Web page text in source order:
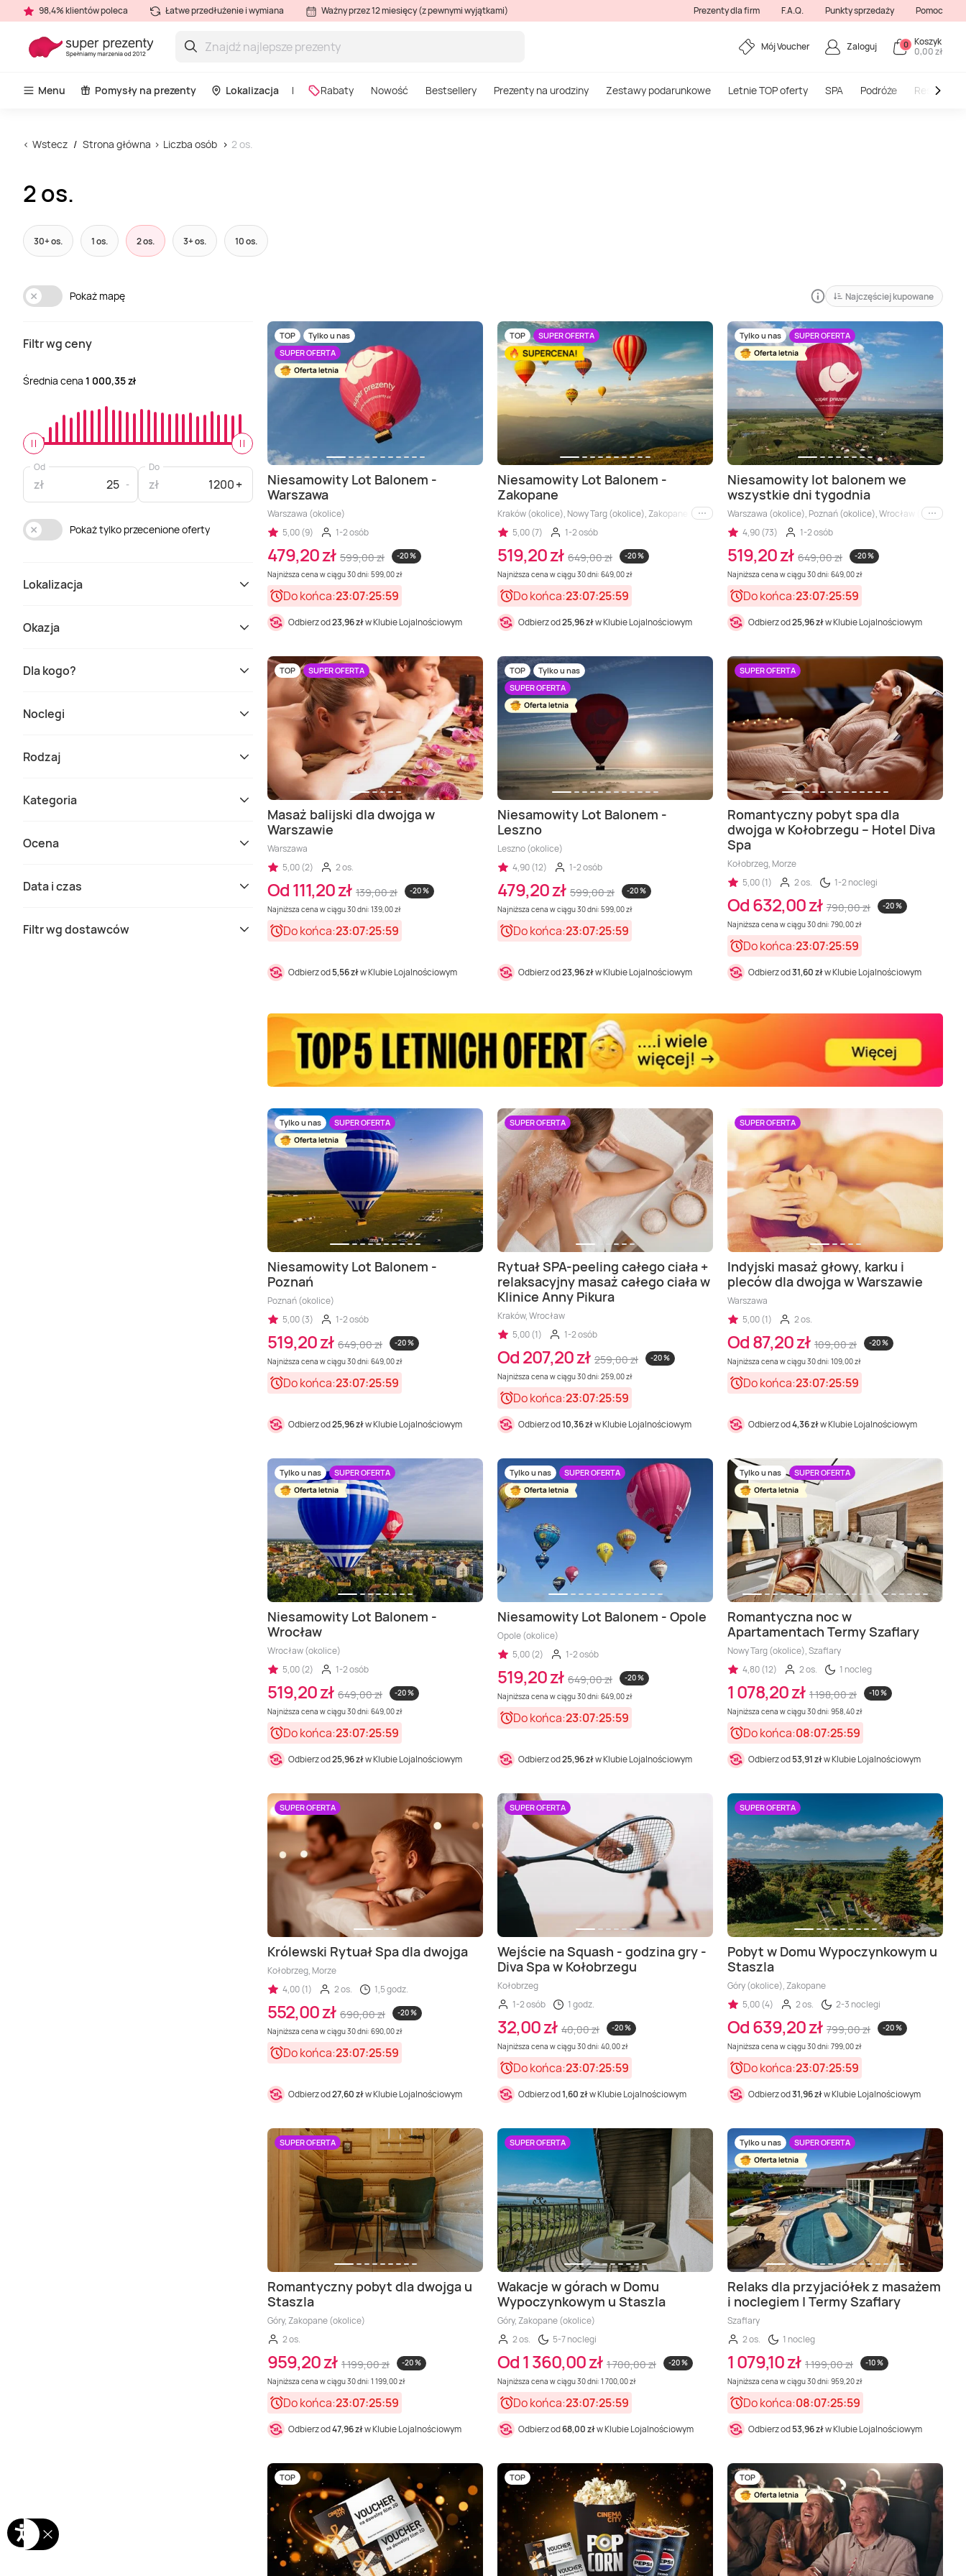
98,4% klientów poleca Łatwe przedłużenie i wymiana Ważny przez 12 miesięcy (z pewnymi wyjątkami) Prezenty dla firm F.A.Q. Punkty sprzedaży Pomoc
Mój Voucher Zaloguj 0 Koszyk
0,00 zł
Menu Pomysły na prezenty Lokalizacja Rabaty Nowość Bestsellery Prezenty na urodziny Zestawy podarunkowe Letnie TOP oferty SPA Podróże
Wstecz Strona główna Liczba osób 2 os.
2 os.
30+ os. 1 os. 2 os. 3+ os. 10 os.
Pokaż mapę Najczęściej kupowane
Filtr wg ceny
Średnia cena 1 000,35 zł
Od
zł
Do
zł
Pokaż tylko przecenione oferty
Lokalizacja
Okazja
Dla kogo?
Noclegi
Rodzaj
Kategoria
Ocena
Data i czas
Filtr wg dostawców
TOP
Tylko u nas
SUPER OFERTA
Niesamowity Lot Balonem -
Warszawa
Warszawa (okolice)
5,00 (9)
1-2 osób
479,20 zł 599,00 zł
-20 %
Najniższa cena w ciągu 30 dni: 599,00 zł
Do końca:23:07:25:57
Odbierz od23,96 złw Klubie Lojalnościowym
TOP SUPER OFERTA
Niesamowity Lot Balonem -
Zakopane
Kraków (okolice), Nowy Targ (okolice), Zakopane (okolice)
i inne
5,00 (7)
1-2 osób
519,20 zł 649,00 zł
-20 %
Najniższa cena w ciągu 30 dni: 649,00 zł
Do końca:23:07:25:57
Odbierz od25,96 złw Klubie Lojalnościowym
Tylko u nas SUPER OFERTA
Niesamowity lot balonem we
wszystkie dni tygodnia
Warszawa (okolice), Poznań (okolice), Wrocław (okolice),
i inne
4,90 (73)
1-2 osób
519,20 zł 649,00 zł
-20 %
Najniższa cena w ciągu 30 dni: 649,00 zł
Do końca:23:07:25:57
Odbierz od25,96 złw Klubie Lojalnościowym
TOP SUPER OFERTA
Masaż balijski dla dwojga w
Warszawie
Warszawa
5,00 (2)
2 os.
Od 111,20 zł 139,00 zł
-20 %
Najniższa cena w ciągu 30 dni: 139,00 zł
Do końca:23:07:25:57
Odbierz od5,56 złw Klubie Lojalnościowym
TOP
Tylko u nas
SUPER OFERTA
Niesamowity Lot Balonem -
Leszno
Leszno (okolice)
4,90 (12)
1-2 osób
479,20 zł 599,00 zł
-20 %
Najniższa cena w ciągu 30 dni: 599,00 zł
Do końca:23:07:25:57
Odbierz od23,96 złw Klubie Lojalnościowym
SUPER OFERTA
Romantyczny pobyt spa dla
dwojga w Kołobrzegu – Hotel Diva
Spa
Kołobrzeg, Morze
5,00 (1)
2 os. 1-2 noclegi
Od 632,00 zł 790,00 zł
-20 %
Najniższa cena w ciągu 30 dni: 790,00 zł
Do końca:23:07:25:57
Odbierz od31,60 złw Klubie Lojalnościowym
Tylko u nas SUPER OFERTA
Niesamowity Lot Balonem -
Poznań
Poznań (okolice)
5,00 (3)
1-2 osób
519,20 zł 649,00 zł
-20 %
Najniższa cena w ciągu 30 dni: 649,00 zł
Do końca:23:07:25:57
Odbierz od25,96 złw Klubie Lojalnościowym
SUPER OFERTA
Rytuał SPA-peeling całego ciała +
relaksacyjny masaż całego ciała w
Klinice Anny Pikura
Kraków, Wrocław
5,00 (1)
1-2 osób
Od 207,20 zł 259,00 zł
-20 %
Najniższa cena w ciągu 30 dni: 259,00 zł
Do końca:23:07:25:57
Odbierz od10,36 złw Klubie Lojalnościowym
SUPER OFERTA
Indyjski masaż głowy, karku i
pleców dla dwojga w Warszawie
Warszawa
5,00 (1)
2 os.
Od 87,20 zł 109,00 zł
-20 %
Najniższa cena w ciągu 30 dni: 109,00 zł
Do końca:23:07:25:57
Odbierz od4,36 złw Klubie Lojalnościowym
Tylko u nas SUPER OFERTA
Niesamowity Lot Balonem -
Wrocław
Wrocław (okolice)
5,00 (2)
1-2 osób
519,20 zł 649,00 zł
-20 %
Najniższa cena w ciągu 30 dni: 649,00 zł
Do końca:23:07:25:57
Odbierz od25,96 złw Klubie Lojalnościowym
Tylko u nas SUPER OFERTA
Niesamowity Lot Balonem - Opole
Opole (okolice)
5,00 (2)
1-2 osób
519,20 zł 649,00 zł
-20 %
Najniższa cena w ciągu 30 dni: 649,00 zł
Do końca:23:07:25:57
Odbierz od25,96 złw Klubie Lojalnościowym
Tylko u nas SUPER OFERTA
Romantyczna noc w
Apartamentach Termy Szaflary
Nowy Targ (okolice), Szaflary
4,80 (12)
2 os. 1 nocleg
1 078,20 zł 1 198,00 zł
-10 %
Najniższa cena w ciągu 30 dni: 958,40 zł
Do końca:08:07:25:57
Odbierz od53,91 złw Klubie Lojalnościowym
SUPER OFERTA
Królewski Rytuał Spa dla dwojga
Kołobrzeg, Morze
4,00 (1)
2 os. 1,5 godz.
552,00 zł 690,00 zł
-20 %
Najniższa cena w ciągu 30 dni: 690,00 zł
Do końca:23:07:25:57
Odbierz od27,60 złw Klubie Lojalnościowym
SUPER OFERTA
Wejście na Squash - godzina gry -
Diva Spa w Kołobrzegu
Kołobrzeg
1-2 osób
1 godz.
32,00 zł 40,00 zł
-20 %
Najniższa cena w ciągu 30 dni: 40,00 zł
Do końca:23:07:25:57
Odbierz od1,60 złw Klubie Lojalnościowym
SUPER OFERTA
Pobyt w Domu Wypoczynkowym u
Staszla
Góry (okolice), Zakopane
5,00 (4)
2 os. 2-3 noclegi
Od 639,20 zł 799,00 zł
-20 %
Najniższa cena w ciągu 30 dni: 799,00 zł
Do końca:23:07:25:57
Odbierz od31,96 złw Klubie Lojalnościowym
SUPER OFERTA
Romantyczny pobyt dla dwojga u
Staszla
Góry, Zakopane (okolice)
2 os.
959,20 zł 1 199,00 zł
-20 %
Najniższa cena w ciągu 30 dni: 1 199,00 zł
Do końca:23:07:25:57
Odbierz od47,96 złw Klubie Lojalnościowym
SUPER OFERTA
Wakacje w górach w Domu
Wypoczynkowym u Staszla
Góry, Zakopane (okolice)
2 os.
5-7 noclegi
Od 1 360,00 zł 1 700,00 zł
-20 %
Najniższa cena w ciągu 30 dni: 1 700,00 zł
Do końca:23:07:25:57
Odbierz od68,00 złw Klubie Lojalnościowym
Tylko u nas SUPER OFERTA
Relaks dla przyjaciółek z masażem
i noclegiem | Termy Szaflary
Szaflary
2 os.
1 nocleg
1 079,10 zł 1 199,00 zł
-10 %
Najniższa cena w ciągu 30 dni: 959,20 zł
Do końca:08:07:25:57
Odbierz od53,96 złw Klubie Lojalnościowym
TOP TOP TOP